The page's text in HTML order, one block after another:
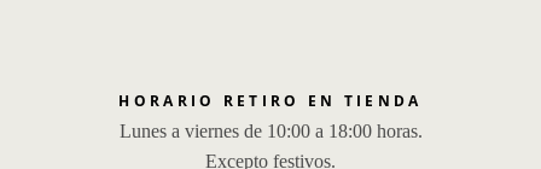
HORARIO RETIRO EN TIENDA
Lunes a viernes de 10:00 a 18:00 horas.
Excepto festivos.